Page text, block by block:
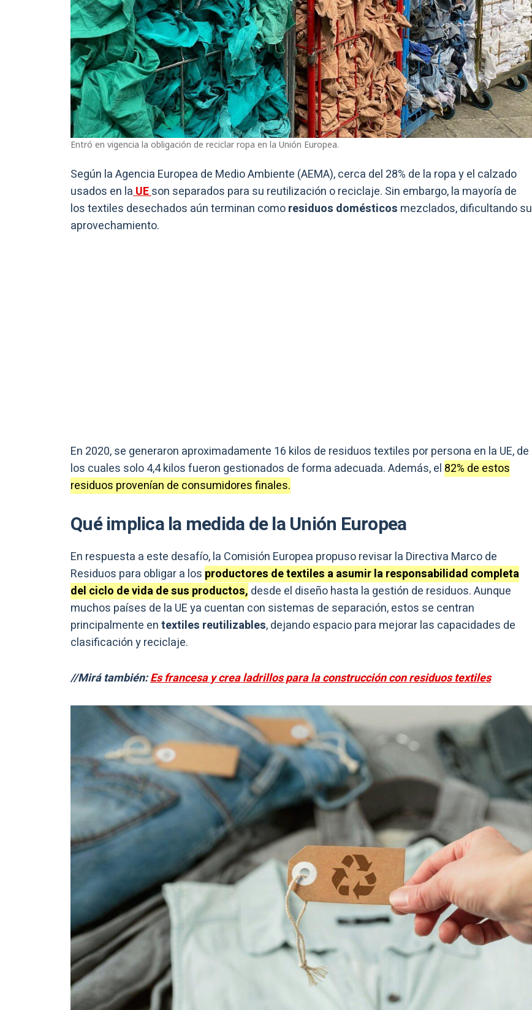
Entró en vigencia la obligación de reciclar ropa en la Unión Europea.
Según la Agencia Europea de Medio Ambiente (AEMA), cerca del 28% de la ropa y el calzado
usados en laUEson separados para su reutilización o reciclaje. Sin embargo, la mayoría de
los textiles desechados aún terminan comoresiduos domésticos mezclados, dificultando su
aprovechamiento.
En 2020, se generaron aproximadamente 16 kilos de residuos textiles por persona en la UE, de
los cuales solo 4,4 kilos fueron gestionados de forma adecuada. Además, el 82% de estos
residuos provenían de consumidores finales.
Qué implica la medida de la Unión Europea
En respuesta a este desafío, la Comisión Europea propuso revisar la Directiva Marco de
Residuos para obligar a los productores de textiles a asumir la responsabilidad completa
del ciclo de vida de sus productos, desde el diseño hasta la gestión de residuos. Aunque
muchos países de la UE ya cuentan con sistemas de separación, estos se centran
principalmente entextiles reutilizables, dejando espacio para mejorar las capacidades de
clasificación y reciclaje.
//Mirá también:Es francesa y crea ladrillos para la construcción con residuos textiles